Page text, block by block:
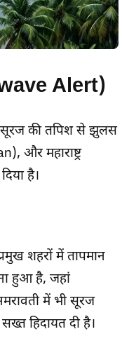
Alert)
सूरज की तपिश से झुलस
और महाराष्ट्र
है।
शहरों में तापमान
हुआ है, जहां
में भी सूरज
हिदायत दी है।